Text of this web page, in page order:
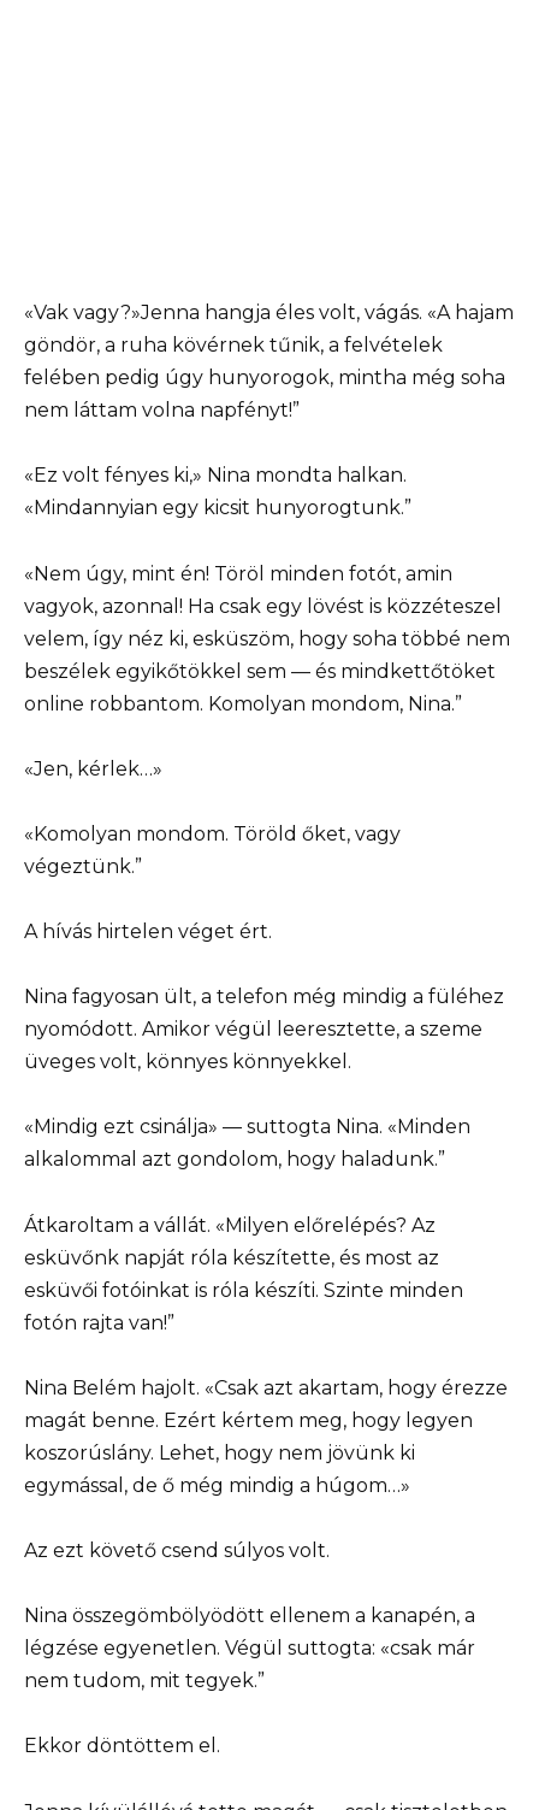
«Vak vagy?»Jenna hangja éles volt, vágás. «A hajam
göndör, a ruha kövérnek tűnik, a felvételek
felében pedig úgy hunyorogok, mintha még soha
nem láttam volna napfényt!”
«Ez volt fényes ki,» Nina mondta halkan.
«Mindannyian egy kicsit hunyorogtunk.”
«Nem úgy, mint én! Töröl minden fotót, amin
vagyok, azonnal! Ha csak egy lövést is közzéteszel
velem, így néz ki, esküszöm, hogy soha többé nem
beszélek egyikőtökkel sem — és mindkettőtöket
online robbantom. Komolyan mondom, Nina.”
«Jen, kérlek…»
«Komolyan mondom. Töröld őket, vagy
végeztünk.”
A hívás hirtelen véget ért.
Nina fagyosan ült, a telefon még mindig a füléhez
nyomódott. Amikor végül leeresztette, a szeme
üveges volt, könnyes könnyekkel.
«Mindig ezt csinálja» — suttogta Nina. «Minden
alkalommal azt gondolom, hogy haladunk.”
Átkaroltam a vállát. «Milyen előrelépés? Az
esküvőnk napját róla készítette, és most az
esküvői fotóinkat is róla készíti. Szinte minden
fotón rajta van!”
Nina Belém hajolt. «Csak azt akartam, hogy érezze
magát benne. Ezért kértem meg, hogy legyen
koszorúslány. Lehet, hogy nem jövünk ki
egymással, de ő még mindig a húgom…»
Az ezt követő csend súlyos volt.
Nina összegömbölyödött ellenem a kanapén, a
légzése egyenetlen. Végül suttogta: «csak már
nem tudom, mit tegyek.”
Ekkor döntöttem el.